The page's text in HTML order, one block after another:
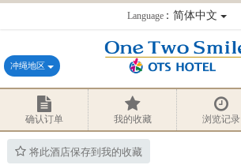
Language：简体中文
冲绳地区
确认订单 我的收藏 浏览记录
将此酒店保存到我的收藏